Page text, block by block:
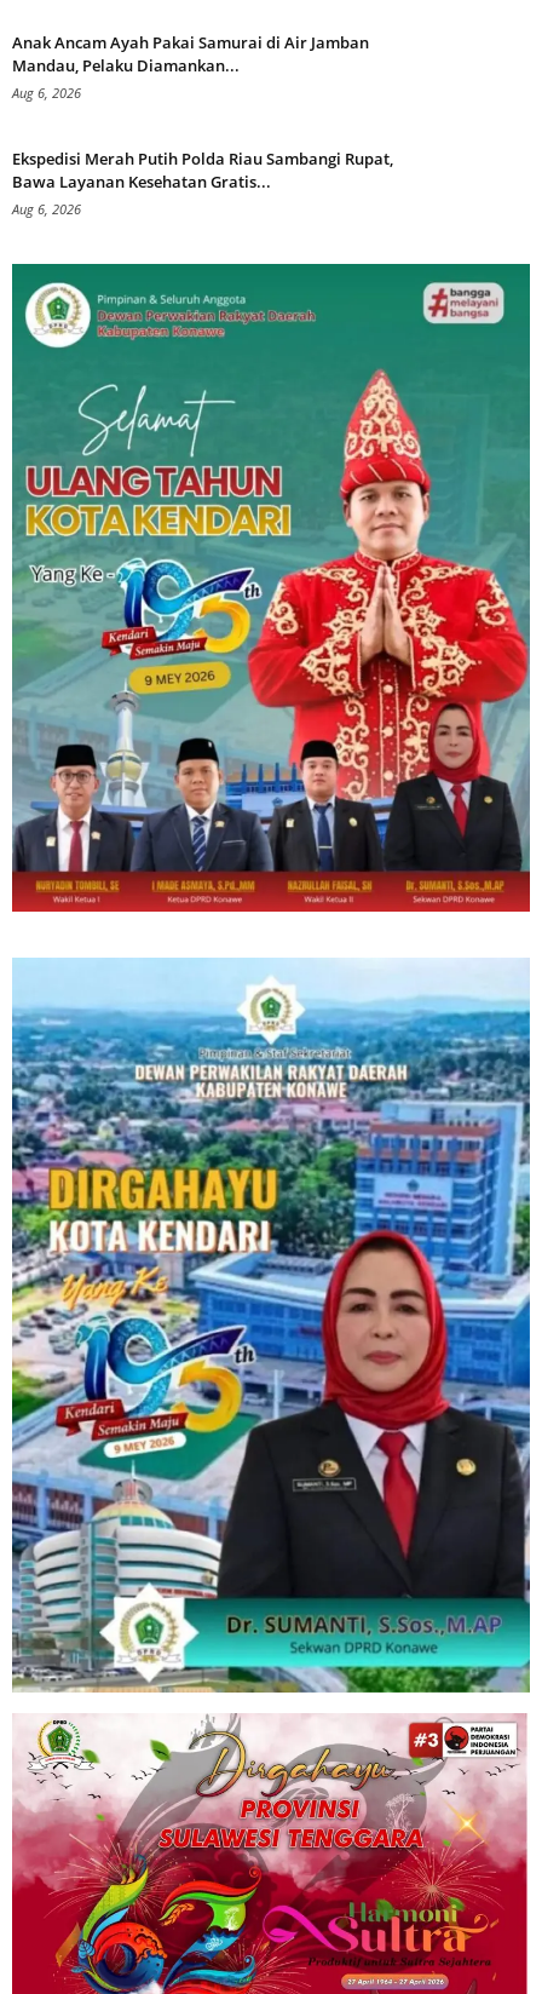
Anak Ancam Ayah Pakai Samurai di Air Jamban
Mandau, Pelaku Diamankan...
Aug 6, 2026
Ekspedisi Merah Putih Polda Riau Sambangi Rupat,
Bawa Layanan Kesehatan Gratis...
Aug 6, 2026